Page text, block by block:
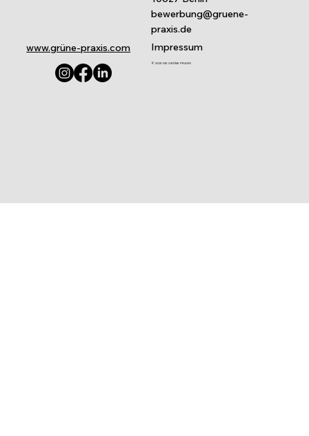
bewerbung@gruene-
praxis.de
www.grüne-praxis.com
Impressum
© 2025 DIE GRÜNE PRAXIS